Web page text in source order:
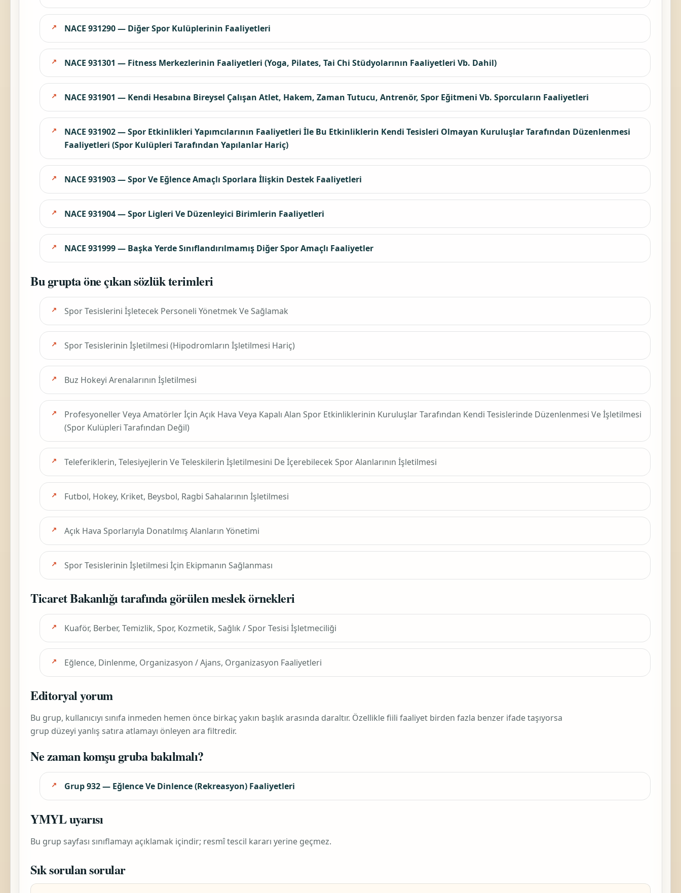
NACE 931290 — Diğer Spor Kulüplerinin Faaliyetleri
NACE 931301 — Fitness Merkezlerinin Faaliyetleri (Yoga, Pilates, Tai Chi Stüdyolarının Faaliyetleri Vb. Dahil)
NACE 931901 — Kendi Hesabına Bireysel Çalışan Atlet, Hakem, Zaman Tutucu, Antrenör, Spor Eğitmeni Vb. Sporcuların Faaliyetleri
NACE 931902 — Spor Etkinlikleri Yapımcılarının Faaliyetleri İle Bu Etkinliklerin Kendi Tesisleri Olmayan Kuruluşlar Tarafından Düzenlenmesi
Faaliyetleri (Spor Kulüpleri Tarafından Yapılanlar Hariç)
NACE 931903 — Spor Ve Eğlence Amaçlı Sporlara İlişkin Destek Faaliyetleri
NACE 931904 — Spor Ligleri Ve Düzenleyici Birimlerin Faaliyetleri
NACE 931999 — Başka Yerde Sınıflandırılmamış Diğer Spor Amaçlı Faaliyetler
Bu grupta öne çıkan sözlük terimleri
Spor Tesislerini İşletecek Personeli Yönetmek Ve Sağlamak
Spor Tesislerinin İşletilmesi (Hipodromların İşletilmesi Hariç)
Buz Hokeyi Arenalarının İşletilmesi
Profesyoneller Veya Amatörler İçin Açık Hava Veya Kapalı Alan Spor Etkinliklerinin Kuruluşlar Tarafından Kendi Tesislerinde Düzenlenmesi Ve İşletilmesi
(Spor Kulüpleri Tarafından Değil)
Teleferiklerin, Telesiyejlerin Ve Teleskilerin İşletilmesini De İçerebilecek Spor Alanlarının İşletilmesi
Futbol, Hokey, Kriket, Beysbol, Ragbi Sahalarının İşletilmesi
Açık Hava Sporlarıyla Donatılmış Alanların Yönetimi
Spor Tesislerinin İşletilmesi İçin Ekipmanın Sağlanması
Ticaret Bakanlığı tarafında görülen meslek örnekleri
Kuaför, Berber, Temizlik, Spor, Kozmetik, Sağlık / Spor Tesisi İşletmeciliği
Eğlence, Dinlenme, Organizasyon / Ajans, Organizasyon Faaliyetleri
Editoryal yorum
Bu grup, kullanıcıyı sınıfa inmeden hemen önce birkaç yakın başlık arasında daraltır. Özellikle fiili faaliyet birden fazla benzer ifade taşıyorsa
grup düzeyi yanlış satıra atlamayı önleyen ara filtredir.
Ne zaman komşu gruba bakılmalı?
Grup 932 — Eğlence Ve Dinlence (Rekreasyon) Faaliyetleri
YMYL uyarısı
Bu grup sayfası sınıflamayı açıklamak içindir; resmî tescil kararı yerine geçmez.
Sık sorulan sorular